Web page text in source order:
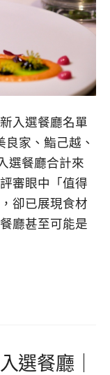
入選餐廳名單
家、鮨己越、
選餐廳合計來
審眼中「值得
卻已展現食材
廳甚至可能是
選餐廳｜